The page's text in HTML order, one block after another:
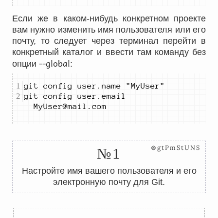
Если же в каком-нибудь конкретном проекте
вам нужно изменить имя пользователя или его
почту, то следует через терминал перейти в
конкретный каталог и ввести там команду без
опции --global:
git config user.email
MyUser@mail.com
№1 ⊗gtPmStUNS
Настройте имя вашего пользователя и его
электронную почту для Git.